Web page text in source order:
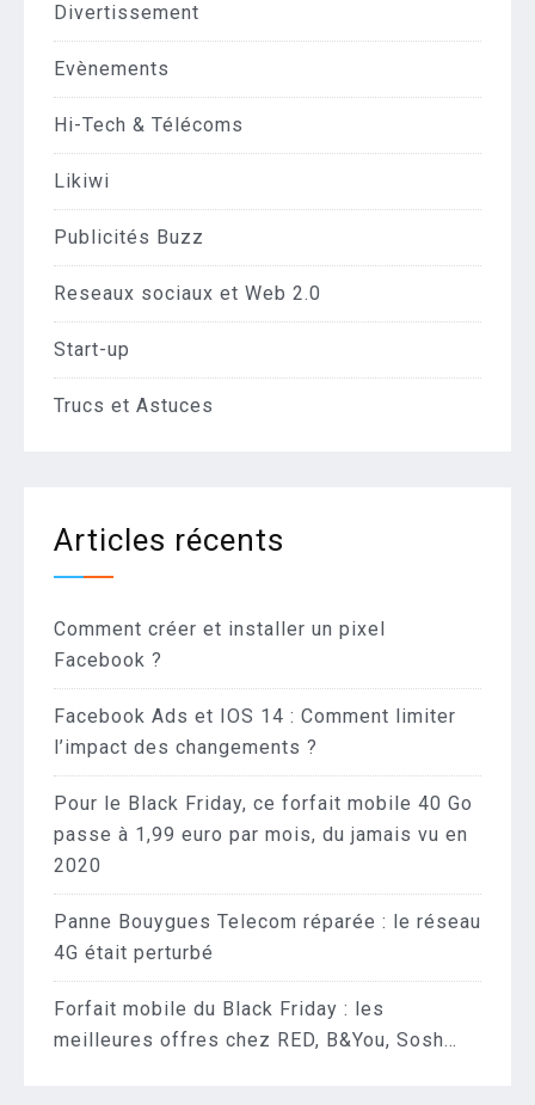
Divertissement
Evènements
Hi-Tech & Télécoms
Likiwi
Publicités Buzz
Reseaux sociaux et Web 2.0
Start-up
Trucs et Astuces
Articles récents
Comment créer et installer un pixel
Facebook ?
Facebook Ads et IOS 14 : Comment limiter
l’impact des changements ?
Pour le Black Friday, ce forfait mobile 40 Go
passe à 1,99 euro par mois, du jamais vu en
2020
Panne Bouygues Telecom réparée : le réseau
4G était perturbé
Forfait mobile du Black Friday : les
meilleures offres chez RED, B&You, Sosh…